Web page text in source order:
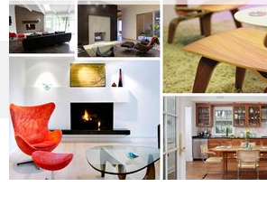
©2026 - casapratica.org - p.iva 03338800984